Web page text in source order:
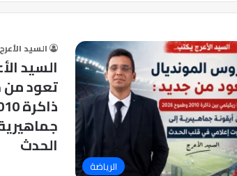
الرياضة
السيد الأعرج
السيد
تعود من
الحدث